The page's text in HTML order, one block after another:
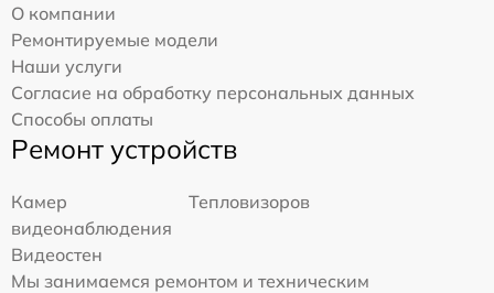
О компании
Ремонтируемые модели
Наши услуги
Согласие на обработку персональных данных
Способы оплаты
Ремонт устройств
Камер
видеонаблюдения
Тепловизоров
Видеостен
Мы занимаемся ремонтом и техническим